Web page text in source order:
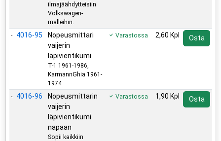
ilmajäähdytteisiin
Volkswagen-
malleihin.
4016-95
Nopeusmittari
vaijerin
läpivientikumi
T-1 1961-1986,
KarmannGhia 1961-
1974
Varastossa 2,60 Kpl Osta
4016-96
Nopeusmittarin
vaijerin
läpivientikumi
napaan
Sopii kaikkiin
Varastossa 1,90 Kpl Osta